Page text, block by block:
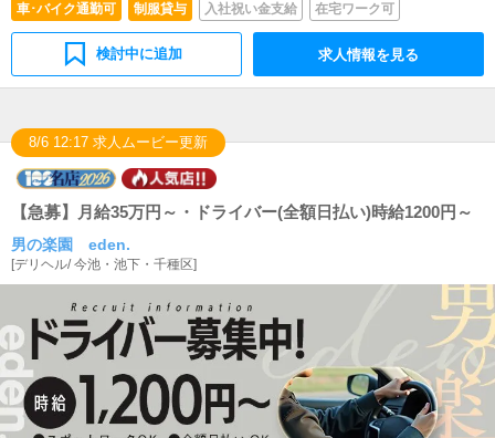
車･バイク通勤可
制服貸与 入社祝い金支給 在宅ワーク可
検討中に追加 求人情報を見る
8/6 12:17 求人ムービー更新
【急募】月給35万円～・ドライバー(全額日払い)時給1200円～
男の楽園 eden.
[デリヘル/今池・池下・千種区]